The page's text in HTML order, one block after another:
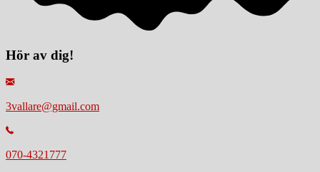
Hör av dig!
3vallare@gmail.com
070-4321777